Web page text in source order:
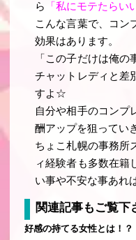
ら
「私にモテたらい
こんな言葉で、コン
効果はあります。
「この子だけは俺
チャットレディと差
すよ☆
自分や相手のコンプ
酬アップを狙ってい
ちょこ札幌の事務所
ィ経験者も多数在籍
い事や不安な事あれ
関連記事もご覧下
好感の持てる女性とは！？